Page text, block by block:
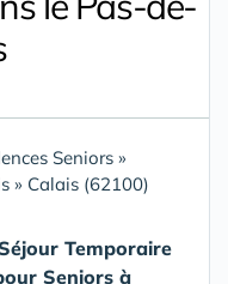
Seniors »
» Calais (62100)
Temporaire
Seniors à